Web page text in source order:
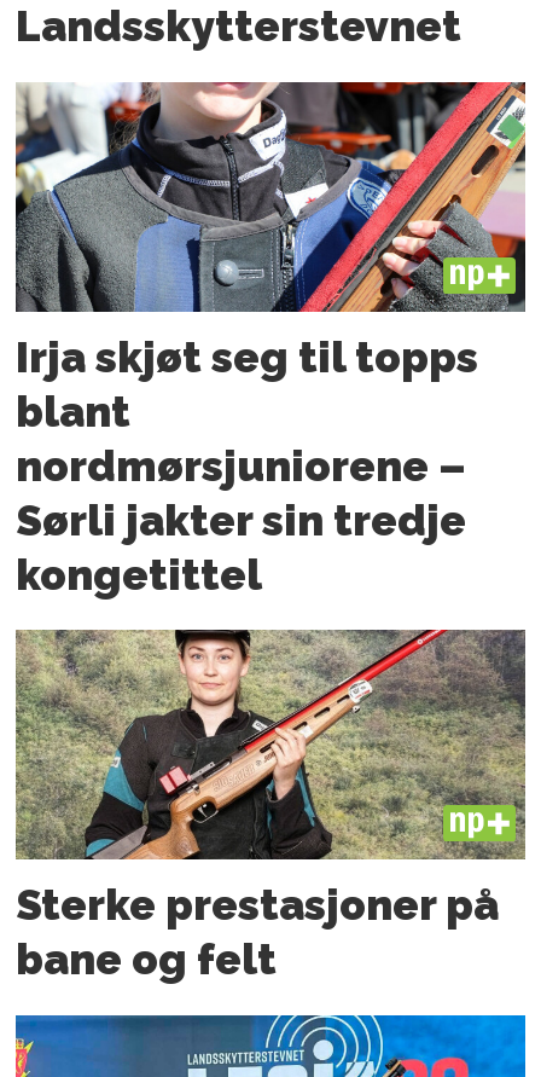
Landsskytterstevnet
PLUS
Irja skjøt seg til topps
blant
nordmørsjuniorene –
Sørli jakter sin tredje
kongetittel
PLUS
Sterke prestasjoner på
bane og felt